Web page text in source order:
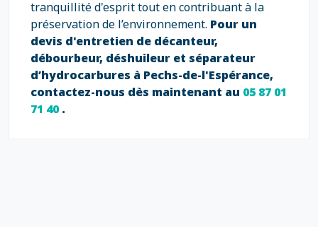
tranquillité d'esprit tout en contribuant à la
préservation de l’environnement. Pour un
devis d'entretien de décanteur,
débourbeur, déshuileur et séparateur
d’hydrocarbures à Pechs-de-l'Espérance,
contactez-nous dès maintenant au 05 87 01
71 40.